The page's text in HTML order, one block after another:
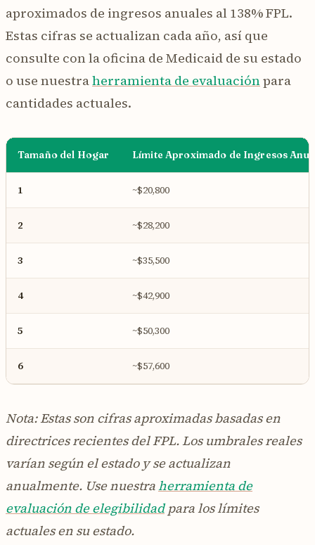
aproximados de ingresos anuales al 138% FPL.
Estas cifras se actualizan cada año, así que
consulte con la oficina de Medicaid de su estado
o use nuestraherramienta de evaluaciónpara
cantidades actuales.
Tamaño del Hogar Límite Aproximado de Ingresos
1 ~$20,800
2 ~$28,200
3 ~$35,500
4 ~$42,900
5 ~$50,300
6 ~$57,600
Nota: Estas son cifras aproximadas basadas en
directrices recientes del FPL. Los umbrales reales
varían según el estado y se actualizan
anualmente. Use nuestraherramienta de
evaluación de elegibilidadpara los límites
actuales en su estado.